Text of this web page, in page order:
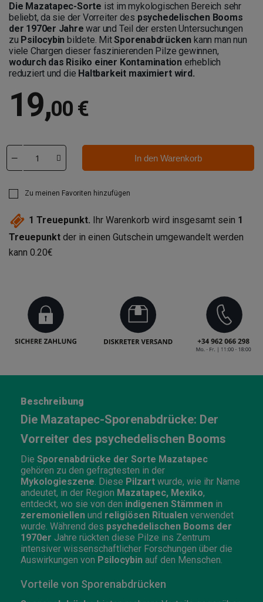
Die Mazatapec-Sorte ist im mykologischen Bereich sehr
beliebt, da sie der Vorreiter des psychedelischen Booms
der 1970er Jahre war und Teil der ersten Untersuchungen
zu Psilocybin bildete. MitSporenabdrücken kann man nun
viele Chargen dieser faszinierenden Pilze gewinnen,
wodurch das Risiko einer Kontamination erheblich
reduziert und die Haltbarkeit maximiert wird.
19,00 €
In den Warenkorb
Zu meinen Favoriten hinzufügen
1 Treuepunkt. Ihr Warenkorb wird insgesamt sein 1
Treuepunkt der in einen Gutschein umgewandelt werden
kann 0.20€
Beschreibung
Die Mazatapec-Sporenabdrücke: Der
Vorreiter des psychedelischen Booms
Die Sporenabdrücke der Sorte Mazatapec
gehören zu den gefragtesten in der
Mykologieszene . Diese Pilzart wurde, wie ihr Name
andeutet, in der Region Mazatapec, Mexiko,
entdeckt, wo sie von den indigenen Stämmen in
zeremoniellen und religiösen Ritualen verwendet
wurde. Während des psychedelischen Booms der
1970er Jahre rückten diese Pilze ins Zentrum
intensiver wissenschaftlicher Forschungen über die
Auswirkungen von Psilocybin auf den Menschen.
Vorteile von Sporenabdrücken